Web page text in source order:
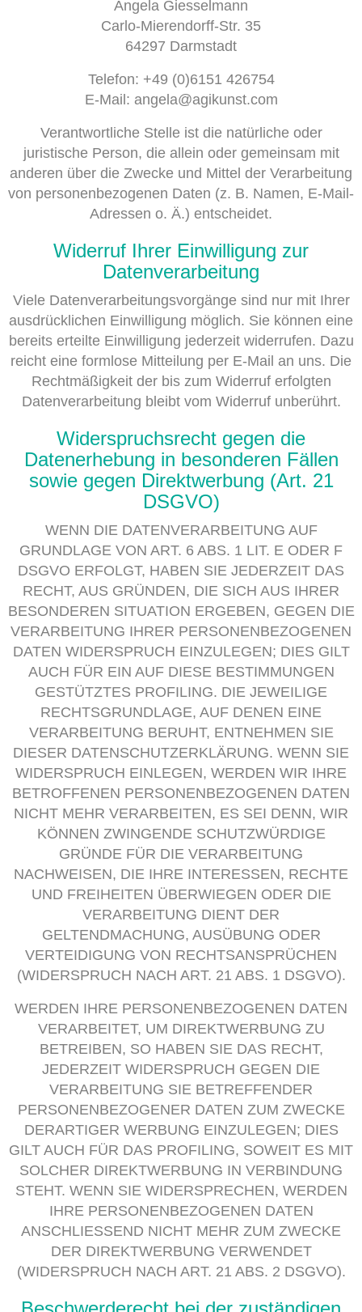
Angela Giesselmann
Carlo-Mierendorff-Str. 35
64297 Darmstadt
Telefon: +49 (0)6151 426754
E-Mail: angela@agikunst.com
Verantwortliche Stelle ist die natürliche oder
juristische Person, die allein oder gemeinsam mit
anderen über die Zwecke und Mittel der Verarbeitung
von personenbezogenen Daten (z. B. Namen, E-Mail-
Adressen o. Ä.) entscheidet.
Widerruf Ihrer Einwilligung zur
Datenverarbeitung
Viele Datenverarbeitungsvorgänge sind nur mit Ihrer
ausdrücklichen Einwilligung möglich. Sie können eine
bereits erteilte Einwilligung jederzeit widerrufen. Dazu
reicht eine formlose Mitteilung per E-Mail an uns. Die
Rechtmäßigkeit der bis zum Widerruf erfolgten
Datenverarbeitung bleibt vom Widerruf unberührt.
Widerspruchsrecht gegen die
Datenerhebung in besonderen Fällen
sowie gegen Direktwerbung (Art. 21
DSGVO)
WENN DIE DATENVERARBEITUNG AUF
GRUNDLAGE VON ART. 6 ABS. 1 LIT. E ODER F
DSGVO ERFOLGT, HABEN SIE JEDERZEIT DAS
RECHT, AUS GRÜNDEN, DIE SICH AUS IHRER
BESONDEREN SITUATION ERGEBEN, GEGEN DIE
VERARBEITUNG IHRER PERSONENBEZOGENEN
DATEN WIDERSPRUCH EINZULEGEN; DIES GILT
AUCH FÜR EIN AUF DIESE BESTIMMUNGEN
GESTÜTZTES PROFILING. DIE JEWEILIGE
RECHTSGRUNDLAGE, AUF DENEN EINE
VERARBEITUNG BERUHT, ENTNEHMEN SIE
DIESER DATENSCHUTZERKLÄRUNG. WENN SIE
WIDERSPRUCH EINLEGEN, WERDEN WIR IHRE
BETROFFENEN PERSONENBEZOGENEN DATEN
NICHT MEHR VERARBEITEN, ES SEI DENN, WIR
KÖNNEN ZWINGENDE SCHUTZWÜRDIGE
GRÜNDE FÜR DIE VERARBEITUNG
NACHWEISEN, DIE IHRE INTERESSEN, RECHTE
UND FREIHEITEN ÜBERWIEGEN ODER DIE
VERARBEITUNG DIENT DER
GELTENDMACHUNG, AUSÜBUNG ODER
VERTEIDIGUNG VON RECHTSANSPRÜCHEN
(WIDERSPRUCH NACH ART. 21 ABS. 1 DSGVO).
WERDEN IHRE PERSONENBEZOGENEN DATEN
VERARBEITET, UM DIREKTWERBUNG ZU
BETREIBEN, SO HABEN SIE DAS RECHT,
JEDERZEIT WIDERSPRUCH GEGEN DIE
VERARBEITUNG SIE BETREFFENDER
PERSONENBEZOGENER DATEN ZUM ZWECKE
DERARTIGER WERBUNG EINZULEGEN; DIES
GILT AUCH FÜR DAS PROFILING, SOWEIT ES MIT
SOLCHER DIREKTWERBUNG IN VERBINDUNG
STEHT. WENN SIE WIDERSPRECHEN, WERDEN
IHRE PERSONENBEZOGENEN DATEN
ANSCHLIESSEND NICHT MEHR ZUM ZWECKE
DER DIREKTWERBUNG VERWENDET
(WIDERSPRUCH NACH ART. 21 ABS. 2 DSGVO).